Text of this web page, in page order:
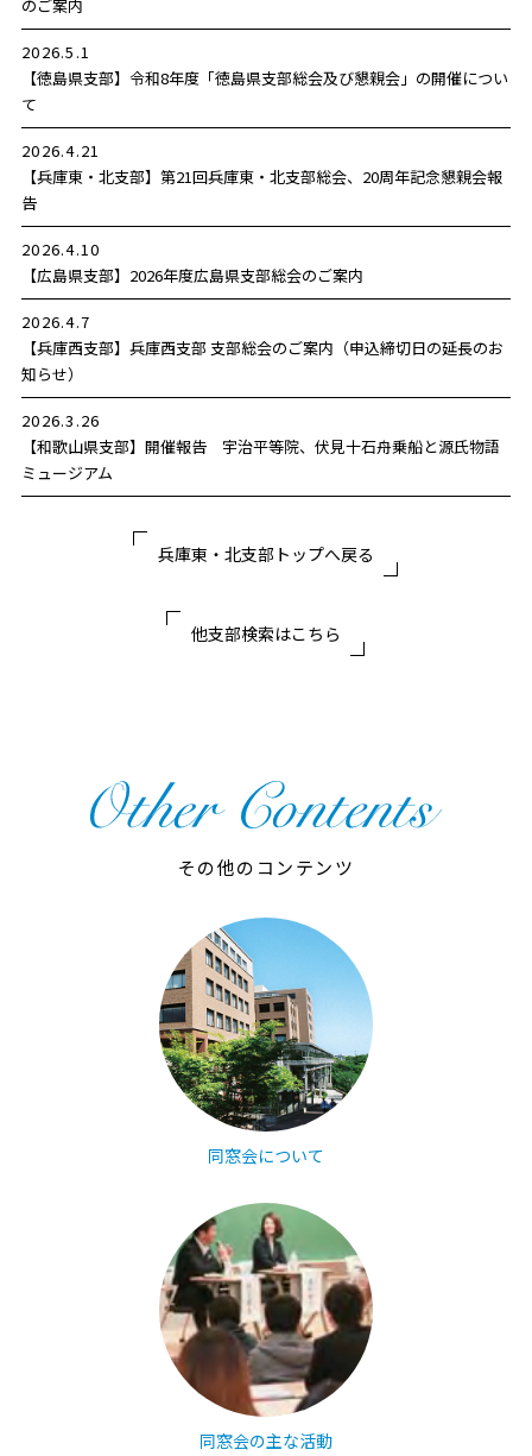
のご案内
2026.5.1
【徳島県支部】 令和8年度「徳島県支部総会及び懇親会」の開催につい
て
2026.4.21
【兵庫東・北支部】 第21回兵庫東・北支部総会、20周年記念懇親会報
告
2026.4.10
【広島県支部】 2026年度広島県支部総会のご案内
2026.4.7
【兵庫西支部】 兵庫西支部 支部総会のご案内（申込締切日の延長のお
知らせ）
2026.3.26
【和歌山県支部】 開催報告 宇治平等院、伏見十石舟乗船と源氏物語
ミュージアム
兵庫東・北支部トップへ戻る
他支部検索はこちら
その他のコンテンツ
同窓会について
同窓会の主な活動